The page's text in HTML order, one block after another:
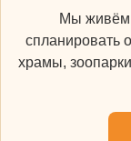
Мы живём
спланировать
храмы,